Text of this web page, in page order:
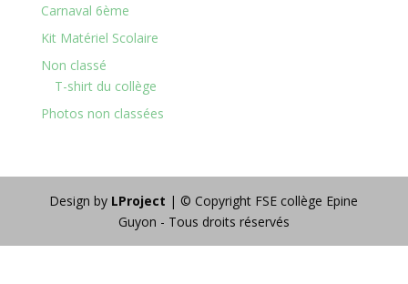
Carnaval 6ème
Kit Matériel Scolaire
Non classé
T-shirt du collège
Photos non classées
Design by LProject | © Copyright FSE collège Epine
Guyon - Tous droits réservés